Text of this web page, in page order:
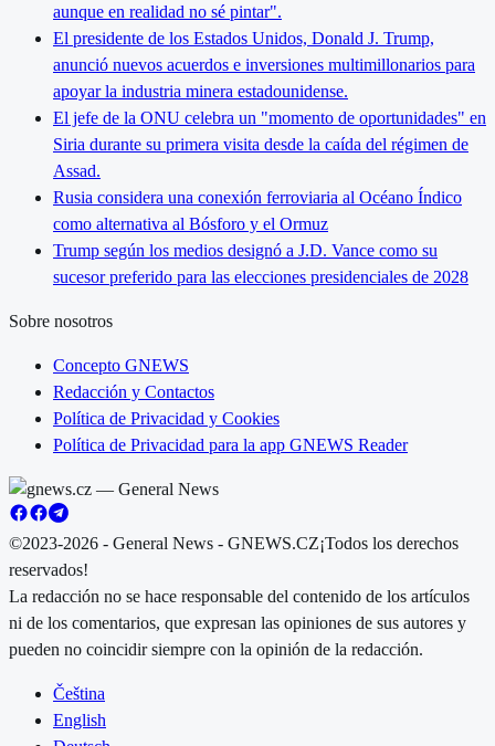
aunque en realidad no sé pintar".
El presidente de los Estados Unidos, Donald J. Trump,
anunció nuevos acuerdos e inversiones multimillonarios para
apoyar la industria minera estadounidense.
El jefe de la ONU celebra un "momento de oportunidades" en
Siria durante su primera visita desde la caída del régimen de
Assad.
Rusia considera una conexión ferroviaria al Océano Índico
como alternativa al Bósforo y el Ormuz
Trump según los medios designó a J.D. Vance como su
sucesor preferido para las elecciones presidenciales de 2028
Sobre nosotros
Concepto GNEWS
Redacción y Contactos
Política de Privacidad y Cookies
Política de Privacidad para la app GNEWS Reader
©2023-2026 - General News - GNEWS.CZ¡Todos los derechos
reservados!
La redacción no se hace responsable del contenido de los artículos
ni de los comentarios, que expresan las opiniones de sus autores y
pueden no coincidir siempre con la opinión de la redacción.
Čeština
English